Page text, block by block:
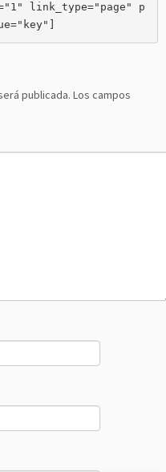
link_type="page" p
publicada. Los campos